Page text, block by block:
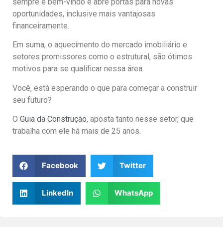
oportunidades, inclusive mais vantajosas
financeiramente.
Em suma, o aquecimento do mercado imobiliário e
setores promissores como o estrutural, são ótimos
motivos para se qualificar nessa área.
Você, está esperando o que para começar a construir
seu futuro?
O Guia da Construção, aposta tanto nesse setor, que
trabalha com ele há mais de 25 anos.
Facebook Twitter
LinkedIn WhatsApp